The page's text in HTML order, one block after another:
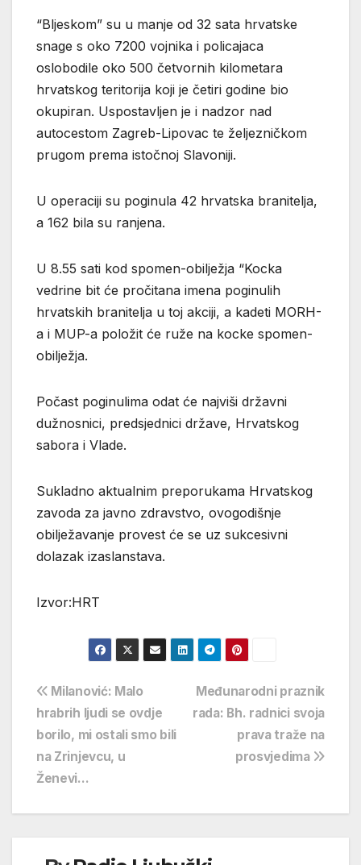
“Bljeskom” su u manje od 32 sata hrvatske
snage s oko 7200 vojnika i policajaca
oslobodile oko 500 četvornih kilometara
hrvatskog teritorija koji je četiri godine bio
okupiran. Uspostavljen je i nadzor nad
autocestom Zagreb-Lipovac te željezničkom
prugom prema istočnoj Slavoniji.
U operaciji su poginula 42 hrvatska branitelja,
a 162 bila su ranjena.
U 8.55 sati kod spomen-obilježja “Kocka
vedrine bit će pročitana imena poginulih
hrvatskih branitelja u toj akciji, a kadeti MORH-
a i MUP-a položit će ruže na kocke spomen-
obilježja.
Počast poginulima odat će najviši državni
dužnosnici, predsjednici države, Hrvatskog
sabora i Vlade.
Sukladno aktualnim preporukama Hrvatskog
zavoda za javno zdravstvo, ovogodišnje
obilježavanje provest će se uz sukcesivni
dolazak izaslanstava.
Izvor:HRT
Navigacija
objava
Međunarodni praznik
rada: Bh. radnici svoja
prava traže na
prosvjedima
Milanović: Malo
hrabrih ljudi se ovdje
borilo, mi ostali smo bili
na Zrinjevcu, u
Ženevi…